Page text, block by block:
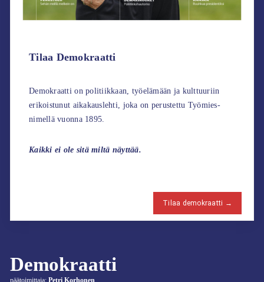
Demokraatti
päätoimittaja: Petri Korhonen
Tilaa Demokraatti
Demokraatti on politiikkaan, työelämään ja kulttuuriin
erikoistunut aikakauslehti, joka on perustettu Työmies-
nimellä vuonna 1895.
Kaikki ei ole sitä miltä näyttää.
Tilaa demokraatti →